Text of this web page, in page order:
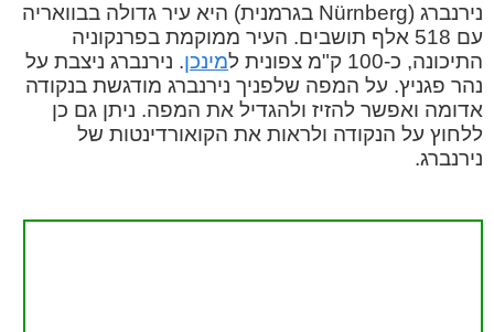
נירנברג (Nürnberg בגרמנית) היא עיר גדולה בבוואריה
עם 518 אלף תושבים. העיר ממוקמת בפרנקוניה
התיכונה, כ-100 ק"מ צפונית ל
מינכן. נירנברג ניצבת על
נהר פגניץ. על המפה שלפניך נירנברג מודגשת בנקודה
אדומה ואפשר להזיז ולהגדיל את המפה. ניתן גם כן
ללחוץ על הנקודה ולראות את הקואורדינטות של
נירנברג.